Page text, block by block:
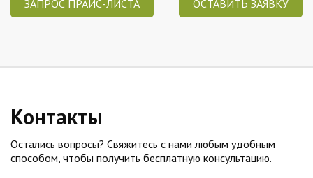
ЗАПРОС ПРАЙС-ЛИСТА ОСТАВИТЬ ЗАЯВКУ
Контакты
Остались вопросы? Свяжитесь с нами любым удобным
способом, чтобы получить бесплатную консультацию.